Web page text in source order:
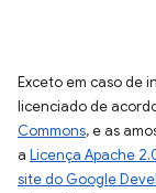
Exceto em caso de
licenciado de
Commons, e as
a Licença Apache
site do Google